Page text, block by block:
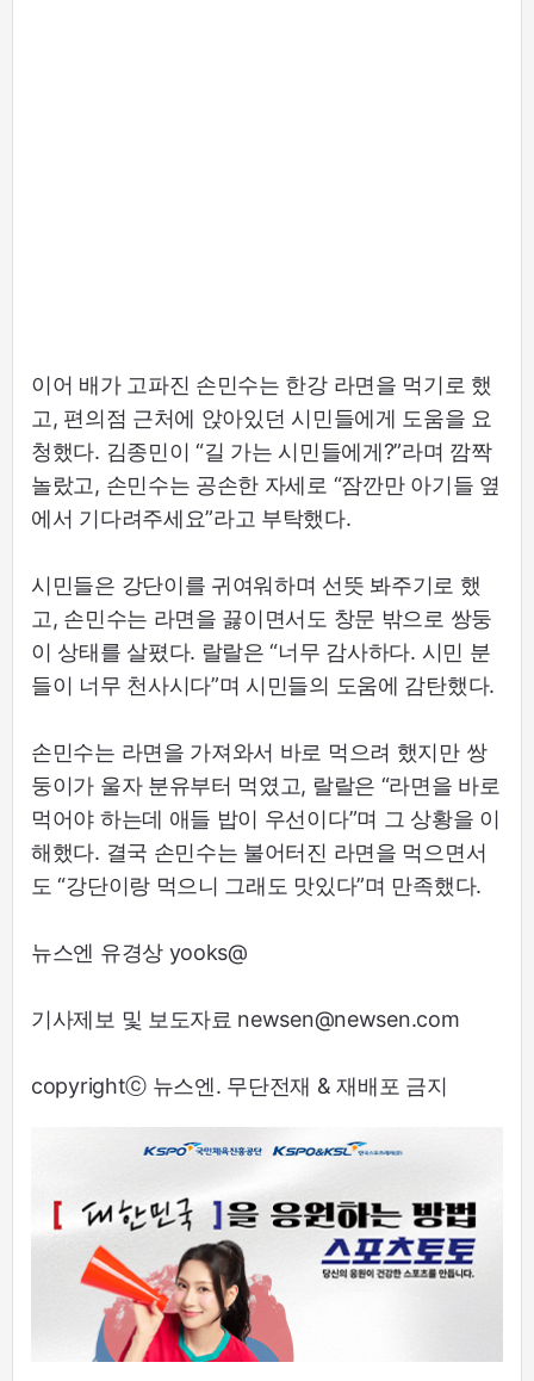
이어 배가 고파진 손민수는 한강 라면을 먹기로 했
고, 편의점 근처에 앉아있던 시민들에게 도움을 요
청했다. 김종민이 “길 가는 시민들에게?”라며 깜짝
놀랐고, 손민수는 공손한 자세로 “잠깐만 아기들 옆
에서 기다려주세요”라고 부탁했다.
시민들은 강단이를 귀여워하며 선뜻 봐주기로 했
고, 손민수는 라면을 끓이면서도 창문 밖으로 쌍둥
이 상태를 살폈다. 랄랄은 “너무 감사하다. 시민 분
들이 너무 천사시다”며 시민들의 도움에 감탄했다.
손민수는 라면을 가져와서 바로 먹으려 했지만 쌍
둥이가 울자 분유부터 먹였고, 랄랄은 “라면을 바로
먹어야 하는데 애들 밥이 우선이다”며 그 상황을 이
해했다. 결국 손민수는 불어터진 라면을 먹으면서
도 “강단이랑 먹으니 그래도 맛있다”며 만족했다.
뉴스엔 유경상 yooks@
기사제보 및 보도자료 newsen@newsen.com
copyrightⓒ 뉴스엔. 무단전재 & 재배포 금지